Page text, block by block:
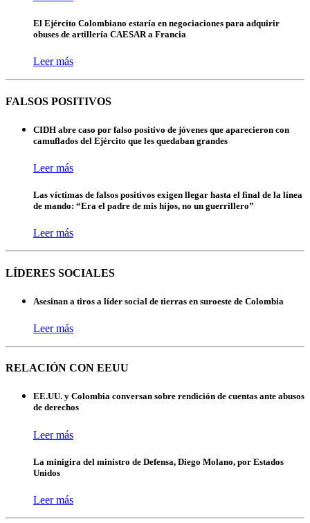
El Ejército Colombiano estaría en negociaciones para adquirir
obuses de artillería CAESAR a Francia
Leer más
FALSOS POSITIVOS
CIDH abre caso por falso positivo de jóvenes que aparecieron con
camuflados del Ejército que les quedaban grandes
Leer más
Las víctimas de falsos positivos exigen llegar hasta el final de la línea
de mando: “Era el padre de mis hijos, no un guerrillero”
Leer más
LÍDERES SOCIALES
Asesinan a tiros a líder social de tierras en suroeste de Colombia
Leer más
RELACIÓN CON EEUU
EE.UU. y Colombia conversan sobre rendición de cuentas ante abusos
de derechos
Leer más
La minigira del ministro de Defensa, Diego Molano, por Estados
Unidos
Leer más